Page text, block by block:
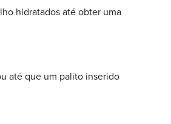
hidratados até obter uma
até que um palito inserido